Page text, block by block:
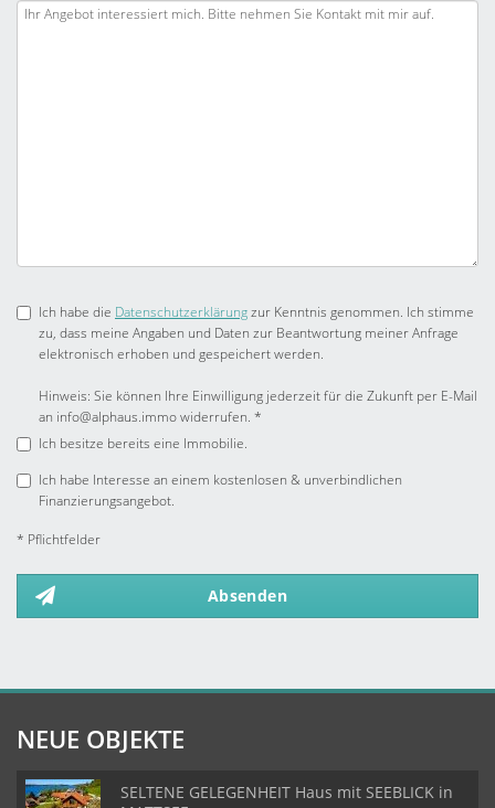
Ich habe die Datenschutzerklärungzur Kenntnis genommen. Ich stimme
zu, dass meine Angaben und Daten zur Beantwortung meiner Anfrage
elektronisch erhoben und gespeichert werden.
Hinweis: Sie können Ihre Einwilligung jederzeit für die Zukunft per E-Mail
an info@alphaus.immo widerrufen. *
Ich besitze bereits eine Immobilie.
Ich habe Interesse an einem kostenlosen & unverbindlichen
Finanzierungsangebot.
* Pflichtfelder
Absenden
NEUE OBJEKTE
SELTENE GELEGENHEIT Haus mit SEEBLICK in